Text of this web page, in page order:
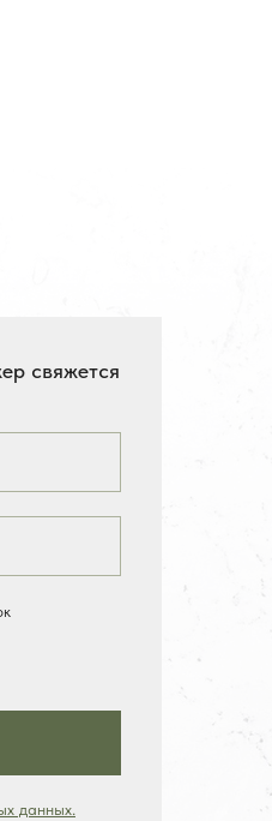
свяжется
данных.